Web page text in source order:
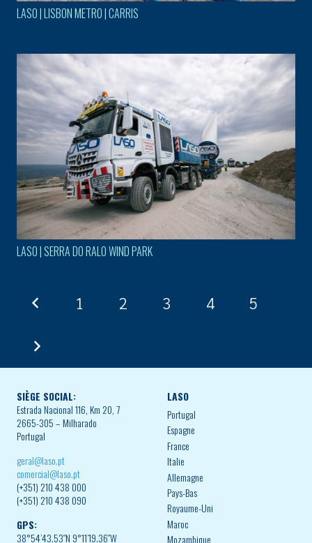
LASO | LISBON METRO | CARRIS
LASO | SERRA DO RALO WIND PARK
1 2 3 4 5
SIÈGE SOCIAL:
Estrada Nacional 116, Km 20, 7
2665-305 – Milharado
Portugal
geral@laso.pt
comercial@laso.pt
(+351) 210 438 000
(+351) 210 438 090
GPS:
38°54’43.53″N 9°11’19.36″W
LASO
Portugal
Espagne
France
Italie
Allemagne
Pays-Bas
Royaume-Uni
Maroc
Mozambique